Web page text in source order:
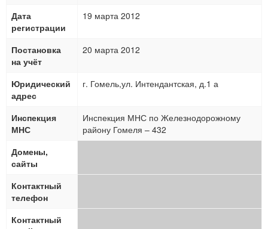
Дата
регистрации
19 марта 2012
Постановка
на учёт
20 марта 2012
Юридический
адрес
г. Гомель,ул. Интендантская, д.1 а
Инспекция
МНС
Инспекция МНС по Железнодорожному
району Гомеля – 432
Домены,
сайты
Контактный
телефон
Контактный